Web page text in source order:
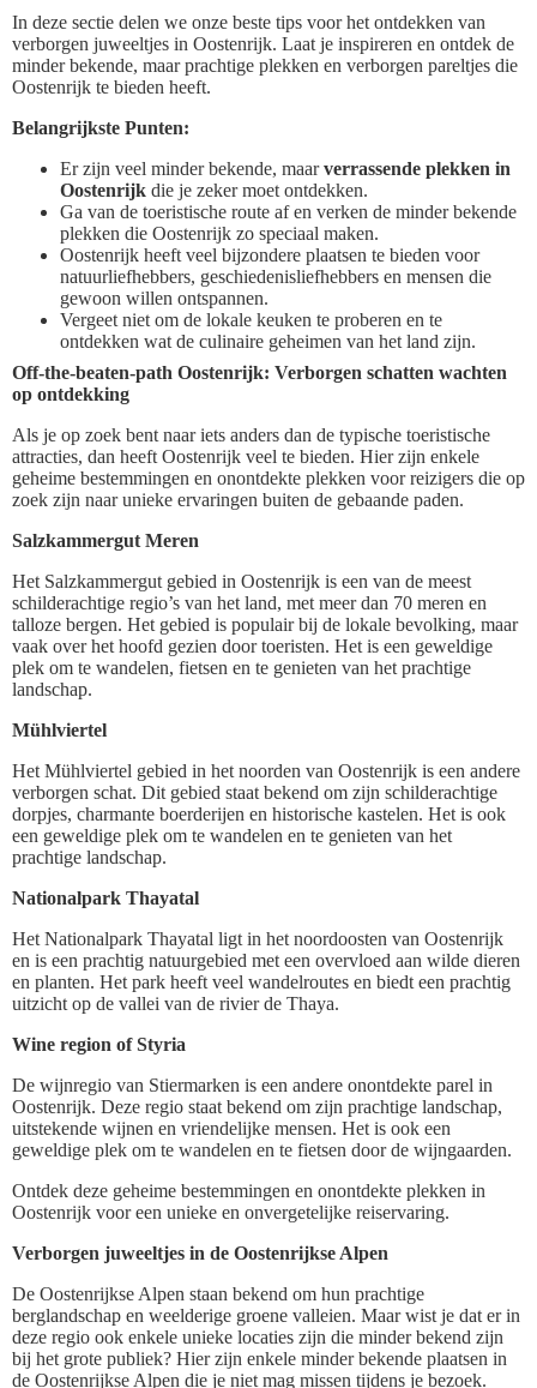
In deze sectie delen we onze beste tips voor het ontdekken van
verborgen juweeltjes in Oostenrijk. Laat je inspireren en ontdek de
minder bekende, maar prachtige plekken en verborgen pareltjes die
Oostenrijk te bieden heeft.
Belangrijkste Punten:
Er zijn veel minder bekende, maarverrassende plekken in
Oostenrijk die je zeker moet ontdekken.
Ga van de toeristische route af en verken de minder bekende
plekken die Oostenrijk zo speciaal maken.
Oostenrijk heeft veel bijzondere plaatsen te bieden voor
natuurliefhebbers, geschiedenisliefhebbers en mensen die
gewoon willen ontspannen.
Vergeet niet om de lokale keuken te proberen en te
ontdekken wat de culinaire geheimen van het land zijn.
Off-the-beaten-path Oostenrijk: Verborgen schatten wachten
op ontdekking
Als je op zoek bent naar iets anders dan de typische toeristische
attracties, dan heeft Oostenrijk veel te bieden. Hier zijn enkele
geheime bestemmingen en onontdekte plekken voor reizigers die op
zoek zijn naar unieke ervaringen buiten de gebaande paden.
Salzkammergut Meren
Het Salzkammergut gebied in Oostenrijk is een van de meest
schilderachtige regio’s van het land, met meer dan 70 meren en
talloze bergen. Het gebied is populair bij de lokale bevolking, maar
vaak over het hoofd gezien door toeristen. Het is een geweldige
plek om te wandelen, fietsen en te genieten van het prachtige
landschap.
Mühlviertel
Het Mühlviertel gebied in het noorden van Oostenrijk is een andere
verborgen schat. Dit gebied staat bekend om zijn schilderachtige
dorpjes, charmante boerderijen en historische kastelen. Het is ook
een geweldige plek om te wandelen en te genieten van het
prachtige landschap.
Nationalpark Thayatal
Het Nationalpark Thayatal ligt in het noordoosten van Oostenrijk
en is een prachtig natuurgebied met een overvloed aan wilde dieren
en planten. Het park heeft veel wandelroutes en biedt een prachtig
uitzicht op de vallei van de rivier de Thaya.
Wine region of Styria
De wijnregio van Stiermarken is een andere onontdekte parel in
Oostenrijk. Deze regio staat bekend om zijn prachtige landschap,
uitstekende wijnen en vriendelijke mensen. Het is ook een
geweldige plek om te wandelen en te fietsen door de wijngaarden.
Ontdek deze geheime bestemmingen en onontdekte plekken in
Oostenrijk voor een unieke en onvergetelijke reiservaring.
Verborgen juweeltjes in de Oostenrijkse Alpen
De Oostenrijkse Alpen staan bekend om hun prachtige
berglandschap en weelderige groene valleien. Maar wist je dat er in
deze regio ook enkele unieke locaties zijn die minder bekend zijn
bij het grote publiek? Hier zijn enkele minder bekende plaatsen in
de Oostenrijkse Alpen die je niet mag missen tijdens je bezoek.